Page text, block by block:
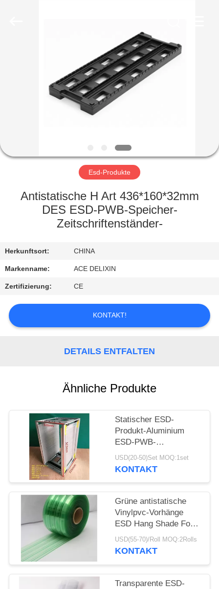
PRODUKTE
FABRIK-
QUALITÄTSKONTROLLE
SIE
MIT
UNS
IN
VERBINDUNG
FORDERN
NACHRICHTEN
Esd-Produkte
Antistatische H Art 436*160*32mm
DES ESD-PWB-Speicher-
Zeitschriftenständer-
Herkunftsort: CHINA
Markenname: ACE DELIXIN
Zertifizierung: CE
KONTAKT!
DETAILS ENTFALTEN
Ähnliche Produkte
Statischer ESD-
Produkt-Aluminium
ESD-PWB-
AntiZeitschriftenständer
355X320X563mm
USD(20-50)Set MOQ:1set
KONTAKT
Grüne antistatische
Vinylpvc-Vorhänge
ESD Hang Shade For
Industry/Cleanroom
USD(55-70)/Roll MOQ:2Rolls
KONTAKT
Transparente ESD-